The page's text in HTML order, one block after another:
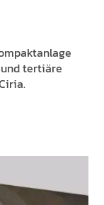
tertiäre